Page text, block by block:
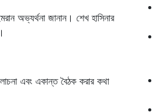
অভ্যর্থনা জানান। শেখ হাসিনার
এবং একান্ত বৈঠক করার কথা